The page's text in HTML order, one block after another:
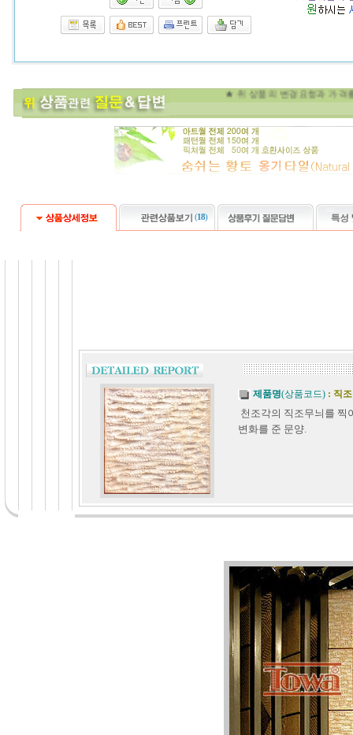
★ 위 상품의 변
(18)
제품명(상품코드) : 직
천조각의 직조무늬를 찍
변화를 준 문양.